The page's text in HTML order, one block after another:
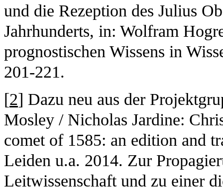
und die Rezeption des Julius
Jahrhunderts, in: Wolfram
prognostischen Wissens in
201-221.
[2] Dazu neu aus der
Mosley / Nicholas Jardine:
comet of 1585: an edition and
Leiden u.a. 2014. Zur
Leitwissenschaft und zu einer